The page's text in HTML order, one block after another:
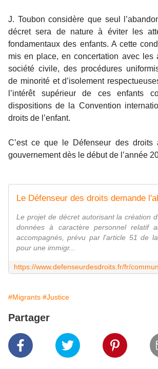
J. Toubon considère que seul
décret sera de nature à éviter les
fondamentaux des enfants. A cette
mis en place, en concertation avec les
société civile, des procédures
de minorité et d’isolement
l’intérêt supérieur de ces enfants
dispositions de la Convention
droits de l’enfant.
C’est ce que le Défenseur des droits
gouvernement dès le début de l’année
Le projet de décret autorisant la création
données à caractère personnel relatif
accompagnés, prévu par l'article 51 de
pour une immigr...
#Migrants #Justice
Partager